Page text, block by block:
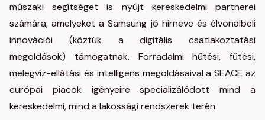
műszaki segítséget is nyújt kereskedelmi partnerei
számára, amelyeket a Samsung jó hírneve és élvonalbeli
innovációi (köztük a digitális csatlakoztatási
megoldások) támogatnak. Forradalmi hűtési, fűtési,
melegvíz-ellátási és intelligens megoldásaival a SEACE az
európai piacok igényeire specializálódott mind a
kereskedelmi, mind a lakossági rendszerek terén.